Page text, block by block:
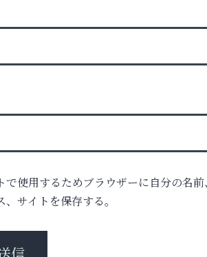
で使用するためブラウザーに自分の名前
サイトを保存する。